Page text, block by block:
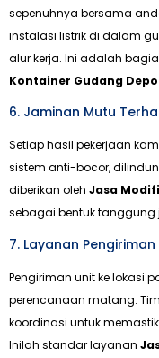
sepenuhnya bersama
instalasi listrik di dalam
alur kerja. Ini adalah
Kontainer Gudang
6. Jaminan Mutu
Setiap hasil pekerjaan
sistem anti-bocor,
diberikan oleh Jasa
sebagai bentuk tanggung
7. Layanan
Pengiriman unit ke lokasi
perencanaan matang.
koordinasi untuk
Inilah standar layanan